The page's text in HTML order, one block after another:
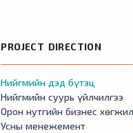
PROJECT DIRECTION
Нийгмийн дэд бүтэц
Нийгмийн суурь үйлчилгээ
Орон нутгийн бизнес хөгжил
Усны менежемент